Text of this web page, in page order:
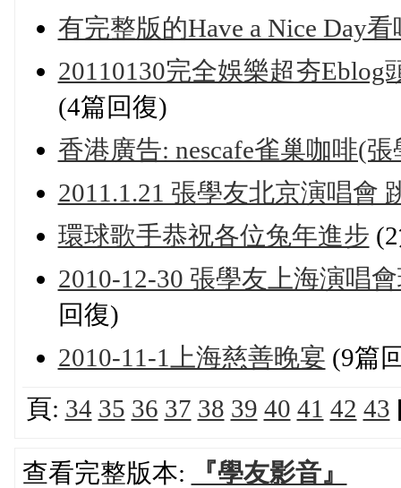
有完整版的Have a Nice Day看
20110130完全娛樂超夯
(4篇回復)
香港廣告: nescafe雀巢咖啡(張
2011.1.21 張學友北京演唱會
環球歌手恭祝各位兔年進步
2010-12-30 張學友上海演唱
回復)
2010-11-1上海慈善晚宴 (9篇
頁: 34 35 36 37 38 39 40 41 42 43
查看完整版本: 『學友影音』